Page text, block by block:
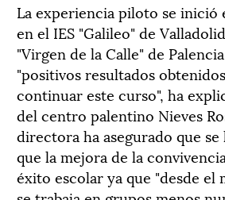
La experiencia piloto se inició
en el IES "Galileo" de
"Virgen de la Calle" de
"positivos resultados
continuar este curso", ha
del centro palentino Nieves
directora ha asegurado que
que la mejora de la
éxito escolar ya que "desde el